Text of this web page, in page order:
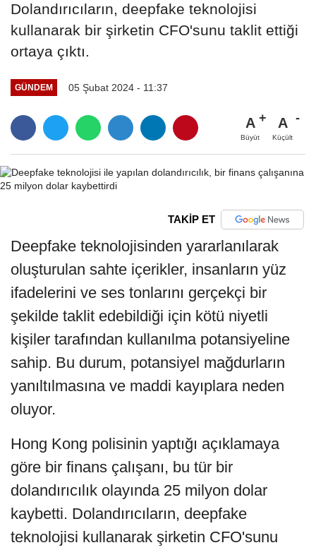
Dolandırıcıların, deepfake teknolojisi
kullanarak bir şirketin CFO'sunu taklit ettiği
ortaya çıktı.
GÜNDEM 05 Şubat 2024 - 11:37
A
Büyüt
A
Küçült
TAKİP ET
Deepfake teknolojisinden yararlanılarak
oluşturulan sahte içerikler, insanların yüz
ifadelerini ve ses tonlarını gerçekçi bir
şekilde taklit edebildiği için kötü niyetli
kişiler tarafından kullanılma potansiyeline
sahip. Bu durum, potansiyel mağdurların
yanıltılmasına ve maddi kayıplara neden
oluyor.
Hong Kong polisinin yaptığı açıklamaya
göre bir finans çalışanı, bu tür bir
dolandırıcılık olayında 25 milyon dolar
kaybetti. Dolandırıcıların, deepfake
teknolojisi kullanarak şirketin CFO'sunu